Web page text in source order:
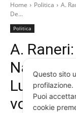
Home Politica
A.
De...
Politica
A.
Naxos
Luca.
voto va
Questo sito
profilazione.
Puoi
cookie